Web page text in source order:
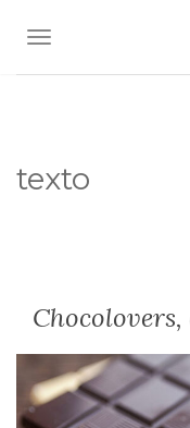
TOGGLE
texto
Chocolovers,